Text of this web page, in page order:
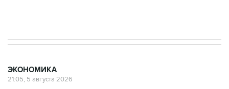
ЭКОНОМИКА
21:05, 5 августа 2026